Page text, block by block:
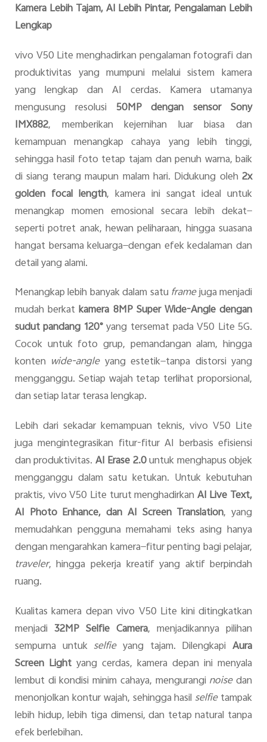
Kamera Lebih Tajam, AI Lebih Pintar, Pengalaman Lebih
Lengkap
vivo V50 Lite menghadirkan pengalaman fotografi dan
produktivitas yang mumpuni melalui sistem kamera
yang lengkap dan AI cerdas. Kamera utamanya
mengusung resolusi 50MP dengan sensor Sony
IMX882, memberikan kejernihan luar biasa dan
kemampuan menangkap cahaya yang lebih tinggi,
sehingga hasil foto tetap tajam dan penuh warna, baik
di siang terang maupun malam hari. Didukung oleh2x
golden focal length, kamera ini sangat ideal untuk
menangkap momen emosional secara lebih dekat—
seperti potret anak, hewan peliharaan, hingga suasana
hangat bersama keluarga—dengan efek kedalaman dan
detail yang alami.
Menangkap lebih banyak dalam satu framejuga menjadi
mudah berkatkamera 8MP Super Wide-Angle dengan
sudut pandang 120°yang tersemat pada V50 Lite 5G.
Cocok untuk foto grup, pemandangan alam, hingga
konten wide-angleyang estetik—tanpa distorsi yang
mengganggu. Setiap wajah tetap terlihat proporsional,
dan setiap latar terasa lengkap.
Lebih dari sekadar kemampuan teknis, vivo V50 Lite
juga mengintegrasikan fitur-fitur AI berbasis efisiensi
dan produktivitas. AI Erase 2.0untuk menghapus objek
mengganggu dalam satu ketukan. Untuk kebutuhan
praktis, vivo V50 Lite turut menghadirkan AI Live Text,
AI Photo Enhance, dan AI Screen Translation, yang
memudahkan pengguna memahami teks asing hanya
dengan mengarahkan kamera—fitur penting bagi pelajar,
traveler, hingga pekerja kreatif yang aktif berpindah
ruang.
Kualitas kamera depan vivo V50 Lite kini ditingkatkan
menjadi 32MP Selfie Camera, menjadikannya pilihan
sempurna untuk selfieyang tajam. DilengkapiAura
Screen Light yang cerdas, kamera depan ini menyala
lembut di kondisi minim cahaya, mengurangi noisedan
menonjolkan kontur wajah, sehingga hasil selfietampak
lebih hidup, lebih tiga dimensi, dan tetap natural tanpa
efek berlebihan.